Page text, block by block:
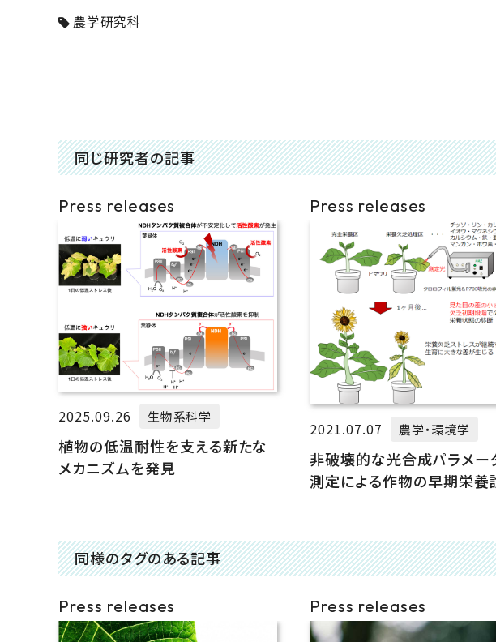
農学研究科
同じ研究者の記事
Press releases
2025.09.26 生物系科学
植物の低温耐性を支える新たな
メカニズムを発見
Press releases
2021.07.07 農学・環境学
非破壊的な光合成パラメー
測定による作物の早期栄養
同様のタグのある記事
Press releases Press releases